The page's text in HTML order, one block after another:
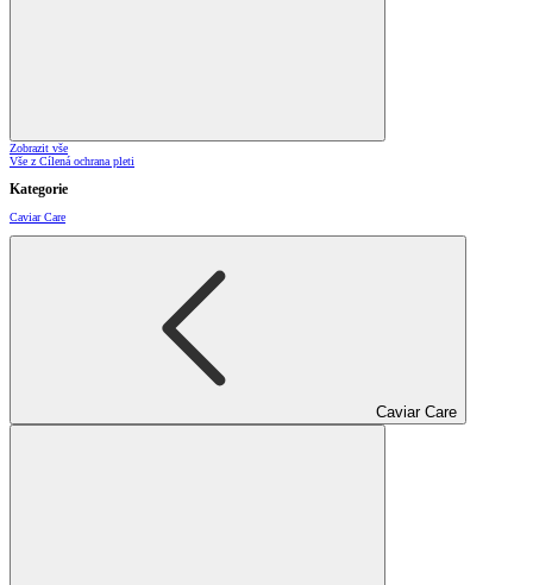
Zobrazit vše
Vše z Cílená ochrana pleti
Kategorie
Caviar Care
Caviar Care